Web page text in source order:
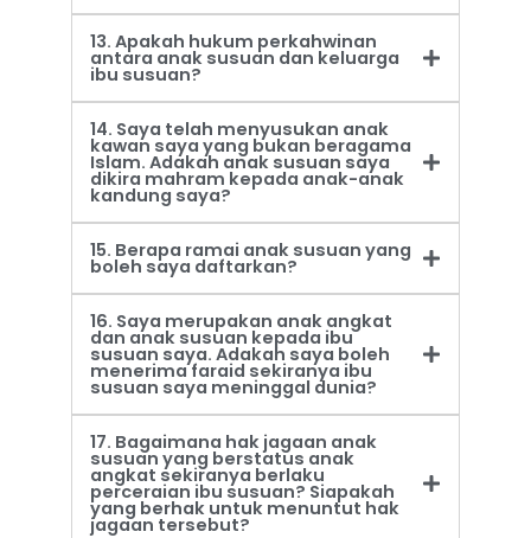
13. Apakah hukum perkahwinan
antara anak susuan dan keluarga
ibu susuan?
14. Saya telah menyusukan anak
kawan saya yang bukan beragama
Islam. Adakah anak susuan saya
dikira mahram kepada anak-anak
kandung saya?
15. Berapa ramai anak susuan yang
boleh saya daftarkan?
16. Saya merupakan anak angkat
dan anak susuan kepada ibu
susuan saya. Adakah saya boleh
menerima faraid sekiranya ibu
susuan saya meninggal dunia?
17. Bagaimana hak jagaan anak
susuan yang berstatus anak
angkat sekiranya berlaku
perceraian ibu susuan? Siapakah
yang berhak untuk menuntut hak
jagaan tersebut?